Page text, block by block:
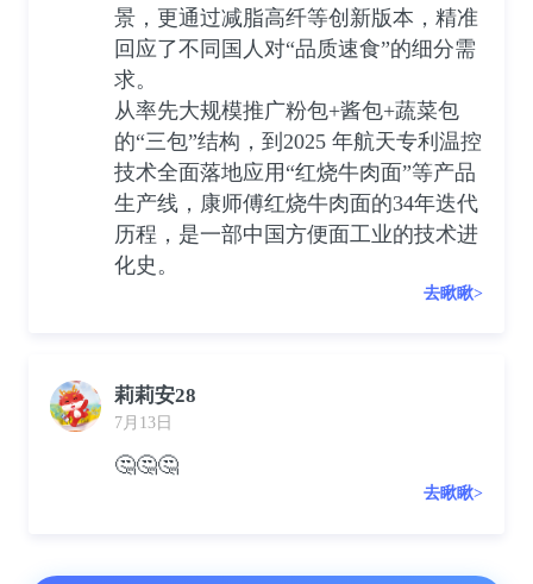
景，更通过减脂高纤等创新版本，精准
回应了不同国人对“品质速食”的细分需
求。
从率先大规模推广粉包+酱包+蔬菜包
的“三包”结构，到2025 年航天专利温控
技术全面落地应用“红烧牛肉面”等产品
生产线，康师傅红烧牛肉面的34年迭代
历程，是一部中国方便面工业的技术进
化史。
去瞅瞅>
莉莉安28
7月13日
🤔🤔🤔
去瞅瞅>